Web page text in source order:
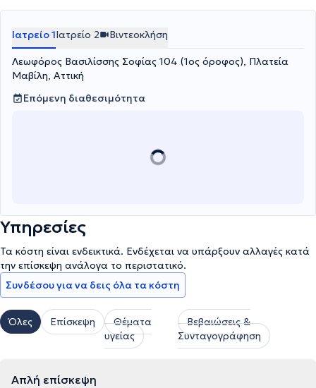
Ιατρείο 1Ιατρείο 2 Βιντεοκλήση
Λεωφόρος Βασιλίσσης Σοφίας 104 (1ος όροφος), Πλατεία
Μαβίλη, Αττική
Επόμενη διαθεσιμότητα
Υπηρεσίες
Τα κόστη είναι ενδεικτικά. Ενδέχεται να υπάρξουν αλλαγές κατά
την επίσκεψη ανάλογα το περιστατικό.
Συνδέσου για να δεις όλα τα κόστη
Όλες Επίσκεψη
Θέματα
υγείας
Βεβαιώσεις &
Συνταγογράφηση
Απλή επίσκεψη